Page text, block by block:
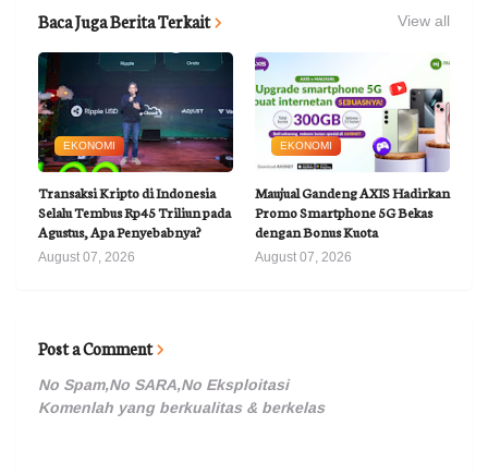
Baca Juga Berita Terkait View all
EKONOMI
Transaksi Kripto di Indonesia
Selalu Tembus Rp45 Triliun pada
Agustus, Apa Penyebabnya?
August 07, 2026
EKONOMI
Maujual Gandeng AXIS Hadirkan
Promo Smartphone 5G Bekas
dengan Bonus Kuota
August 07, 2026
Post a Comment
No Spam,No SARA,No Eksploitasi
Komenlah yang berkualitas & berkelas